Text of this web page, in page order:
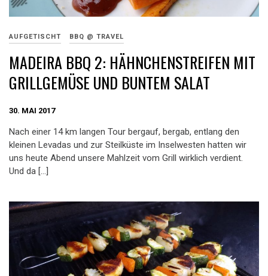
AUFGETISCHT BBQ @ TRAVEL
MADEIRA BBQ 2: HÄHNCHENSTREIFEN MIT
GRILLGEMÜSE UND BUNTEM SALAT
30. MAI 2017
Nach einer 14 km langen Tour bergauf, bergab, entlang den
kleinen Levadas und zur Steilküste im Inselwesten hatten wir
uns heute Abend unsere Mahlzeit vom Grill wirklich verdient.
Und da […]